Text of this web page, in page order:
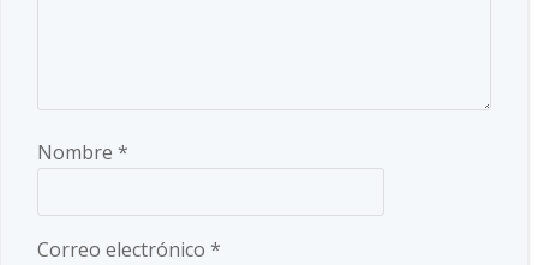
Nombre *
Correo electrónico *